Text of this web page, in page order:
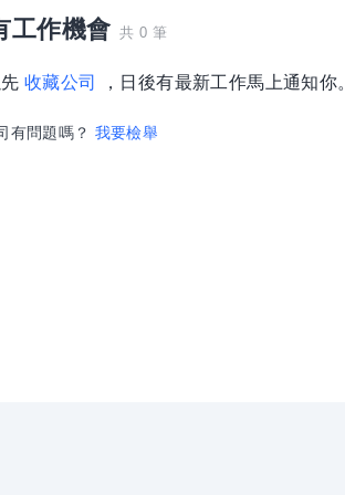
工作機會 共 0 筆
收藏公司 ，日後有最新工作馬上通知你
有問題嗎？ 我要檢舉